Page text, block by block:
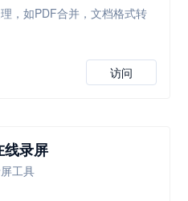
，如PDF合并，文档格式转
访问
录屏
工具